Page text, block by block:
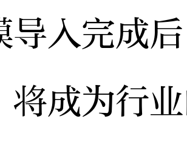
导入完成
将成为行